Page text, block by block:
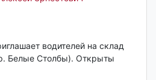
водителей на склад
Белые Столбы). Открыты